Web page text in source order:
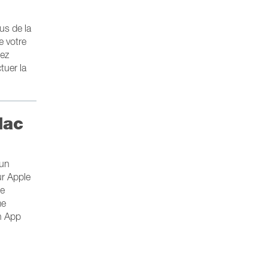
de la
votre
la
Apple
App